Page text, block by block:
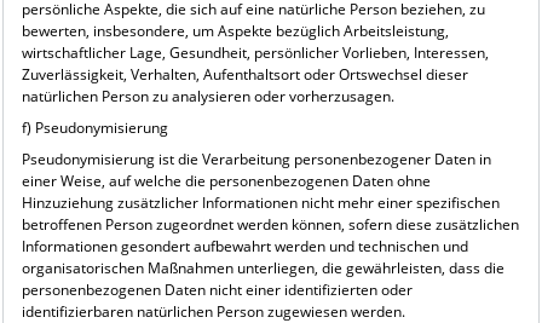
persönliche Aspekte, die sich auf eine natürliche Person beziehen, zu
bewerten, insbesondere, um Aspekte bezüglich Arbeitsleistung,
wirtschaftlicher Lage, Gesundheit, persönlicher Vorlieben, Interessen,
Zuverlässigkeit, Verhalten, Aufenthaltsort oder Ortswechsel dieser
natürlichen Person zu analysieren oder vorherzusagen.
f) Pseudonymisierung
Pseudonymisierung ist die Verarbeitung personenbezogener Daten in
einer Weise, auf welche die personenbezogenen Daten ohne
Hinzuziehung zusätzlicher Informationen nicht mehr einer spezifischen
betroffenen Person zugeordnet werden können, sofern diese zusätzlichen
Informationen gesondert aufbewahrt werden und technischen und
organisatorischen Maßnahmen unterliegen, die gewährleisten, dass die
personenbezogenen Daten nicht einer identifizierten oder
identifizierbaren natürlichen Person zugewiesen werden.